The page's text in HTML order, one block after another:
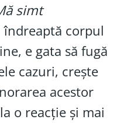
simt
îndreaptă corpul
e gata să fugă
cazuri, crește
acestor
o reacție și mai